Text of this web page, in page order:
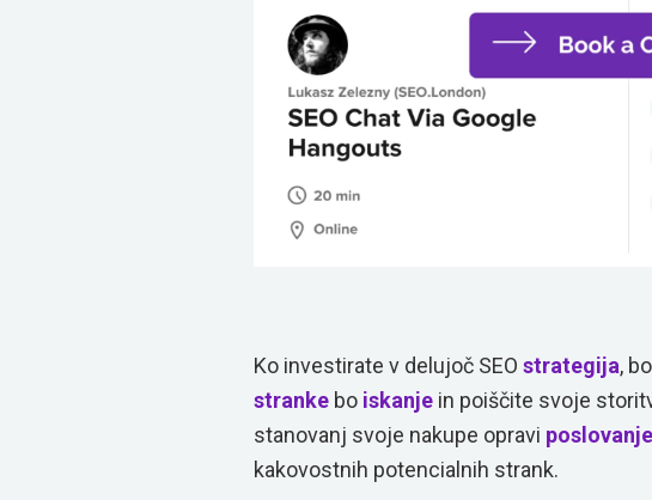
Ko investirate v delujoč SEO strategija,
stranke bo iskanje in poiščite svoje
stanovanj svoje nakupe opravi poslovanje
kakovostnih potencialnih strank.